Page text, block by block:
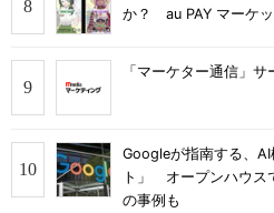
か？ au PAY マーケ
「マーケター通信」
Googleが指南する、
ト」 オープンハウス
の事例も